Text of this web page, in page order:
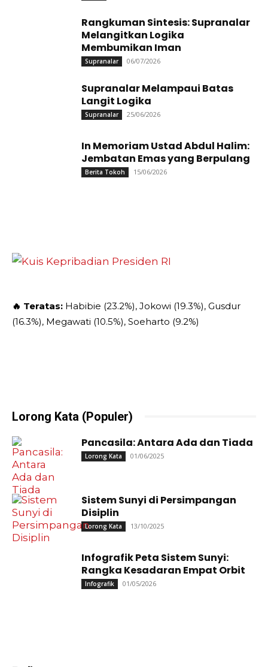
Rangkuman Sintesis: Supranalar
Melangitkan Logika
Membumikan Iman
Supranalar 06/07/2026
Supranalar Melampaui Batas
Langit Logika
Supranalar 25/06/2026
In Memoriam Ustad Abdul Halim:
Jembatan Emas yang Berpulang
Berita Tokoh 15/06/2026
🔥 Teratas: Habibie (23.2%), Jokowi (19.3%), Gusdur
(16.3%), Megawati (10.5%), Soeharto (9.2%)
Lorong Kata (Populer)
Pancasila: Antara Ada dan Tiada
Lorong Kata 01/06/2025
Sistem Sunyi di Persimpangan
Disiplin
Lorong Kata 13/10/2025
Infografik Peta Sistem Sunyi:
Rangka Kesadaran Empat Orbit
Infografik 01/05/2026